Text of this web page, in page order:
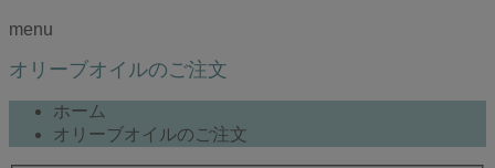
menu
オリーブオイルのご注文
ホーム
オリーブオイルのご注文